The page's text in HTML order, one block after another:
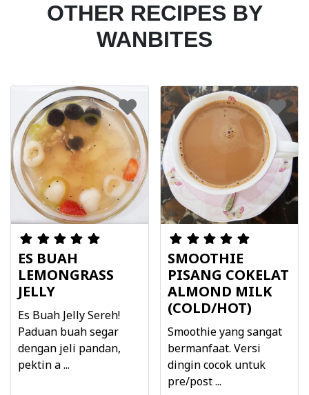
OTHER RECIPES BY
WANBITES
ES BUAH
LEMONGRASS
JELLY
Es Buah Jelly Sereh!
Paduan buah segar
dengan jeli pandan,
pektin a ...
SMOOTHIE
PISANG COKELAT
ALMOND MILK
(COLD/HOT)
Smoothie yang sangat
bermanfaat. Versi
dingin cocok untuk
pre/post ...